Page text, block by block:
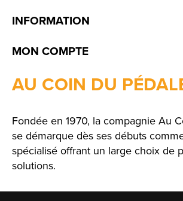
INFORMATION
MON COMPTE
AU COIN DU
Fondée en 1970, la compagnie Au
se démarque dès ses débuts
spécialisé offrant un large choix de
solutions.